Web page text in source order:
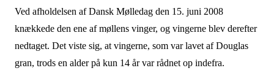
Ved afholdelsen af Dansk Mølledag den 15. juni 2008
knækkede den ene af møllens vinger, og vingerne blev derefter
nedtaget. Det viste sig, at vingerne, som var lavet af Douglas
gran, trods en alder på kun 14 år var rådnet op indefra.